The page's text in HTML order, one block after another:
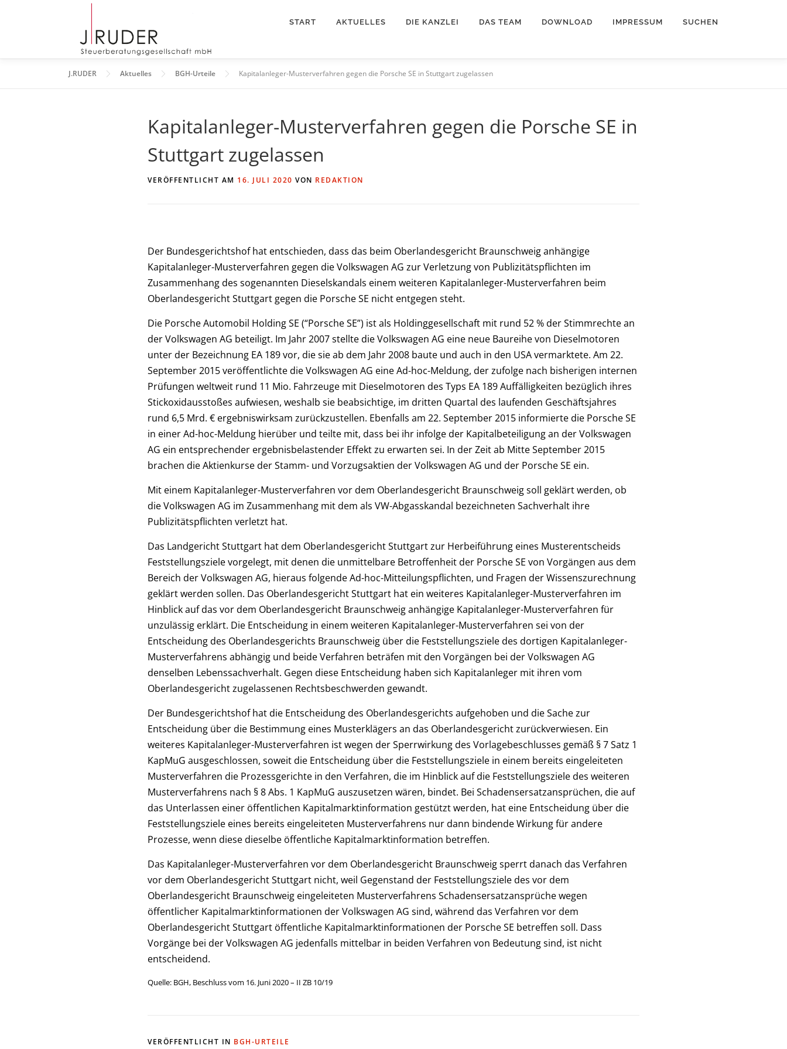
START AKTUELLES DIE KANZLEI DAS TEAM DOWNLOAD IMPRESSUM SUCHEN
J.RUDER Aktuelles BGH-Urteile Kapitalanleger-Musterverfahren gegen die Porsche SE in Stuttgart zugelassen
Kapitalanleger-Musterverfahren gegen die Porsche SE in
Stuttgart zugelassen
VERÖFFENTLICHT AM 16. JULI 2020 VON REDAKTION
Der Bundesgerichtshof hat entschieden, dass das beim Oberlandesgericht Braunschweig anhängige
Kapitalanleger-Musterverfahren gegen die Volkswagen AG zur Verletzung von Publizitätspflichten im
Zusammenhang des sogenannten Dieselskandals einem weiteren Kapitalanleger-Musterverfahren beim
Oberlandesgericht Stuttgart gegen die Porsche SE nicht entgegen steht.
Die Porsche Automobil Holding SE (“Porsche SE”) ist als Holdinggesellschaft mit rund 52 % der Stimmrechte an
der Volkswagen AG beteiligt. Im Jahr 2007 stellte die Volkswagen AG eine neue Baureihe von Dieselmotoren
unter der Bezeichnung EA 189 vor, die sie ab dem Jahr 2008 baute und auch in den USA vermarktete. Am 22.
September 2015 veröffentlichte die Volkswagen AG eine Ad-hoc-Meldung, der zufolge nach bisherigen internen
Prüfungen weltweit rund 11 Mio. Fahrzeuge mit Dieselmotoren des Typs EA 189 Auffälligkeiten bezüglich ihres
Stickoxidausstoßes aufwiesen, weshalb sie beabsichtige, im dritten Quartal des laufenden Geschäftsjahres
rund 6,5 Mrd. € ergebniswirksam zurückzustellen. Ebenfalls am 22. September 2015 informierte die Porsche SE
in einer Ad-hoc-Meldung hierüber und teilte mit, dass bei ihr infolge der Kapitalbeteiligung an der Volkswagen
AG ein entsprechender ergebnisbelastender Effekt zu erwarten sei. In der Zeit ab Mitte September 2015
brachen die Aktienkurse der Stamm- und Vorzugsaktien der Volkswagen AG und der Porsche SE ein.
Mit einem Kapitalanleger-Musterverfahren vor dem Oberlandesgericht Braunschweig soll geklärt werden, ob
die Volkswagen AG im Zusammenhang mit dem als VW-Abgasskandal bezeichneten Sachverhalt ihre
Publizitätspflichten verletzt hat.
Das Landgericht Stuttgart hat dem Oberlandesgericht Stuttgart zur Herbeiführung eines Musterentscheids
Feststellungsziele vorgelegt, mit denen die unmittelbare Betroffenheit der Porsche SE von Vorgängen aus dem
Bereich der Volkswagen AG, hieraus folgende Ad-hoc-Mitteilungspflichten, und Fragen der Wissenszurechnung
geklärt werden sollen. Das Oberlandesgericht Stuttgart hat ein weiteres Kapitalanleger-Musterverfahren im
Hinblick auf das vor dem Oberlandesgericht Braunschweig anhängige Kapitalanleger-Musterverfahren für
unzulässig erklärt. Die Entscheidung in einem weiteren Kapitalanleger-Musterverfahren sei von der
Entscheidung des Oberlandesgerichts Braunschweig über die Feststellungsziele des dortigen Kapitalanleger-
Musterverfahrens abhängig und beide Verfahren beträfen mit den Vorgängen bei der Volkswagen AG
denselben Lebenssachverhalt. Gegen diese Entscheidung haben sich Kapitalanleger mit ihren vom
Oberlandesgericht zugelassenen Rechtsbeschwerden gewandt.
Der Bundesgerichtshof hat die Entscheidung des Oberlandesgerichts aufgehoben und die Sache zur
Entscheidung über die Bestimmung eines Musterklägers an das Oberlandesgericht zurückverwiesen. Ein
weiteres Kapitalanleger-Musterverfahren ist wegen der Sperrwirkung des Vorlagebeschlusses gemäß § 7 Satz 1
KapMuG ausgeschlossen, soweit die Entscheidung über die Feststellungsziele in einem bereits eingeleiteten
Musterverfahren die Prozessgerichte in den Verfahren, die im Hinblick auf die Feststellungsziele des weiteren
Musterverfahrens nach § 8 Abs. 1 KapMuG auszusetzen wären, bindet. Bei Schadensersatzansprüchen, die auf
das Unterlassen einer öffentlichen Kapitalmarktinformation gestützt werden, hat eine Entscheidung über die
Feststellungsziele eines bereits eingeleiteten Musterverfahrens nur dann bindende Wirkung für andere
Prozesse, wenn diese dieselbe öffentliche Kapitalmarktinformation betreffen.
Das Kapitalanleger-Musterverfahren vor dem Oberlandesgericht Braunschweig sperrt danach das Verfahren
vor dem Oberlandesgericht Stuttgart nicht, weil Gegenstand der Feststellungsziele des vor dem
Oberlandesgericht Braunschweig eingeleiteten Musterverfahrens Schadensersatzansprüche wegen
öffentlicher Kapitalmarktinformationen der Volkswagen AG sind, während das Verfahren vor dem
Oberlandesgericht Stuttgart öffentliche Kapitalmarktinformationen der Porsche SE betreffen soll. Dass
Vorgänge bei der Volkswagen AG jedenfalls mittelbar in beiden Verfahren von Bedeutung sind, ist nicht
entscheidend.
Quelle: BGH, Beschluss vom 16. Juni 2020 – II ZB 10/19
VERÖFFENTLICHT IN BGH-URTEILE